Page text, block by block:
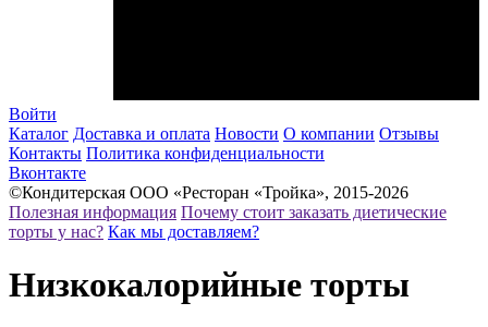
Войти
Каталог Доставка и оплата Новости О компании Отзывы
Контакты Политика конфиденциальности
Вконтакте
©Кондитерская ООО «Ресторан «Тройка», 2015-2026
Полезная информация Почему стоит заказать диетические
торты у нас? Как мы доставляем?
Низкокалорийные торты